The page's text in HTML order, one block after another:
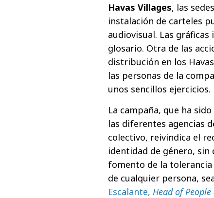
Havas Villages, las
instalación de carteles
audiovisual. Las
glosario. Otra de las
distribución en los
las personas de la
unos sencillos ejercicios.
La campaña, que ha
las diferentes agencias
colectivo, reivindica el
identidad de género,
fomento de la
de cualquier persona,
Escalante, Head of